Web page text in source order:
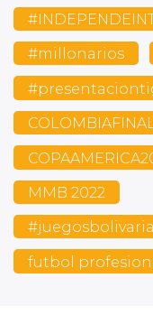
#millonarios
MMB 2022
futbol